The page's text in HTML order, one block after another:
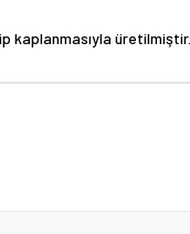
kaplanmasıyla üretilmiştir.